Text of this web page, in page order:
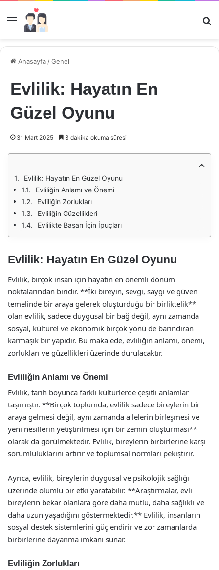
Menü
Anasayfa /Genel
Evlilik: Hayatın En
Güzel Oyunu
31 Mart 2025 3 dakika okuma süresi
Evlilik: Hayatın En Güzel Oyunu
Evliliğin Anlamı ve Önemi
Evliliğin Zorlukları
Evliliğin Güzellikleri
Evlilikte Başarı İçin İpuçları
Evlilik: Hayatın En Güzel Oyunu
Evlilik, birçok insan için hayatın en önemli dönüm
noktalarından biridir. **İki bireyin, sevgi, saygı ve güven
temelinde bir araya gelerek oluşturduğu bir birliktelik**
olan evlilik, sadece duygusal bir bağ değil, aynı zamanda
sosyal, kültürel ve ekonomik birçok yönü de barındıran
karmaşık bir yapıdır. Bu makalede, evliliğin anlamı, önemi,
zorlukları ve güzellikleri üzerinde durulacaktır.
Evliliğin Anlamı ve Önemi
Evlilik, tarih boyunca farklı kültürlerde çeşitli anlamlar
taşımıştır. **Birçok toplumda, evlilik sadece bireylerin bir
araya gelmesi değil, aynı zamanda ailelerin birleşmesi ve
yeni nesillerin yetiştirilmesi için bir zemin oluşturması**
olarak da görülmektedir. Evlilik, bireylerin birbirlerine karşı
sorumluluklarını artırır ve toplumsal normları pekiştirir.
Ayrıca, evlilik, bireylerin duygusal ve psikolojik sağlığı
üzerinde olumlu bir etki yaratabilir. **Araştırmalar, evli
bireylerin bekar olanlara göre daha mutlu, daha sağlıklı ve
daha uzun yaşadığını göstermektedir.** Evlilik, insanların
sosyal destek sistemlerini güçlendirir ve zor zamanlarda
birbirlerine dayanma imkanı sunar.
Evliliğin Zorlukları